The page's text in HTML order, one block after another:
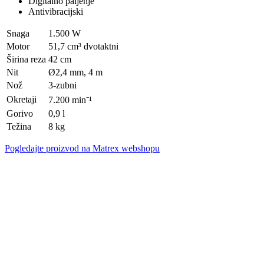
Antivibracijski
Snaga
1.500 W
Motor
51,7 cm³ dvotaktni
Širina reza 42 cm
Nit
Ø2,4 mm, 4 m
Nož
3-zubni
Okretaji
7.200 min⁻¹
Gorivo
0,9 l
Težina
8 kg
Pogledajte proizvod na Matrex webshopu